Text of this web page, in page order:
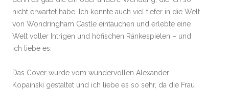
nicht erwartet habe. Ich konnte auch viel tiefer in die Welt
von Wondringham Castle eintauchen und erlebte eine
Welt voller Intrigen und höfischen Ränkespielen – und
ich liebe es.
Das Cover wurde vom wundervollen Alexander
Kopainski gestaltet und ich liebe es so sehr, da die Frau